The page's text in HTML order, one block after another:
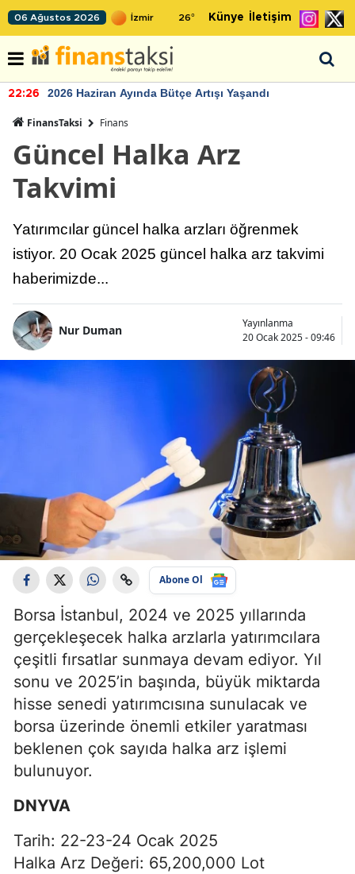
06 Ağustos 2026 26° Künye İletişim
22:26 2026 Haziran Ayında Bütçe Artışı Yaşandı
FinansTaksi Finans
Güncel Halka Arz
Takvimi
Yatırımcılar güncel halka arzları öğrenmek
istiyor. 20 Ocak 2025 güncel halka arz takvimi
haberimizde...
Nur Duman
Yayınlanma
20 Ocak 2025 - 09:46
Abone Ol
Borsa İstanbul, 2024 ve 2025 yıllarında
gerçekleşecek halka arzlarla yatırımcılara
çeşitli fırsatlar sunmaya devam ediyor. Yıl
sonu ve 2025’in başında, büyük miktarda
hisse senedi yatırımcısına sunulacak ve
borsa üzerinde önemli etkiler yaratması
beklenen çok sayıda halka arz işlemi
bulunuyor.
DNYVA
Tarih: 22-23-24 Ocak 2025
Halka Arz Değeri: 65,200,000 Lot